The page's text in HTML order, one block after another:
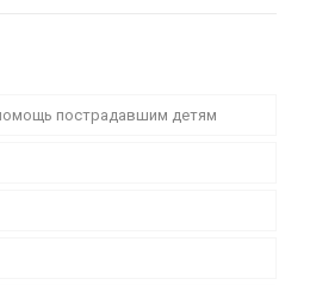
пострадавшим детям